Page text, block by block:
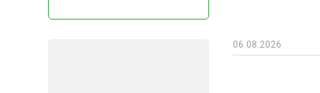
ИТОГИ МЕРОПРИЯТИЙ
06.08.2026